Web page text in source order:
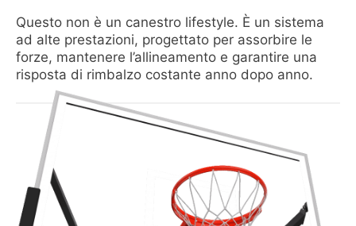
Questo non è un canestro lifestyle. È un sistema
ad alte prestazioni, progettato per assorbire le
forze, mantenere l’allineamento e garantire una
risposta di rimbalzo costante anno dopo anno.